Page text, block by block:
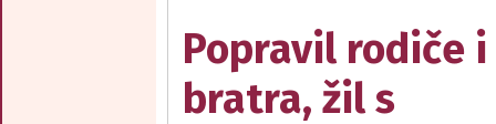
Popravil rodiče i
bratra, žil s